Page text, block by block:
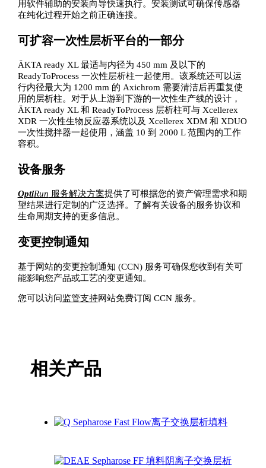
用软件辅助的安装向导快速执行。安装测试可确保传感器
在纯化过程开始之前正确连接。
可扩容一次性层析平台的一部分
ÄKTA ready XL 最适与内径为 450 mm 及以下的
ReadyToProcess 一次性层析柱一起使用。该系统还可以运
行内径最大为 1200 mm 的 Axichrom 需要清洁后再重复使
用的层析柱。对于从上游到下游的一次性生产线的设计，
ÄKTA ready XL 和 ReadyToProcess 层析柱可与 Xcellerex
XDR 一次性生物反应器系统以及 Xcellerex XDM 和 XDUO
一次性搅拌器一起使用，涵盖 10 到 2000 L 范围内的工作
容积。
设备服务
OptiRun 服务解决方案提供了可根据您的资产管理需求和期
望结果进行定制的广泛选择。了解有关设备的服务协议和
生命周期支持的更多信息。
变更控制通知
基于网站的变更控制通知 (CCN) 服务可确保您收到有关可
能影响您产品或工艺的变更通知。
您可以访问监管支持网站免费订阅 CCN 服务。
相关产品